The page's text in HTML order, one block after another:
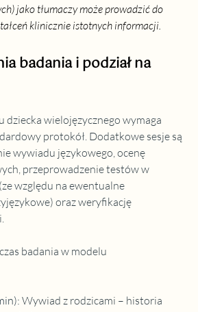
jako tłumaczy może prowadzić do
klinicznie istotnych informacji.
badania i podział na
dziecka wielojęzycznego wymaga
protokół. Dodatkowe sesje są
wywiadu językowego, ocenę
przeprowadzenie testów w
względu na ewentualne
oraz weryfikację
badania w modelu
Wywiad z rodzicami – historia